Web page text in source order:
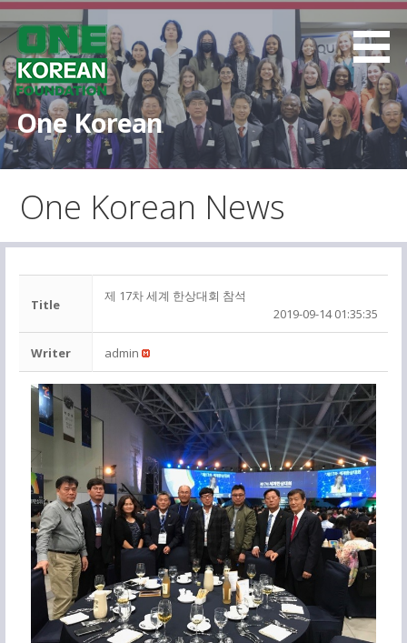
S
k
p
t
o
c
o
e
One Korean
One Korean News
Title
제 17차 세계 한상대회 참석
2019-09-14 01:35:35
Writer admin